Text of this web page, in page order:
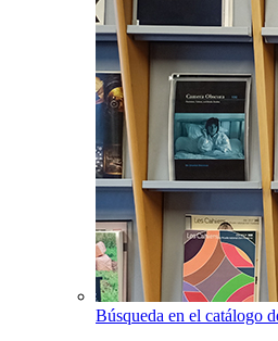
Búsqueda en el catálogo